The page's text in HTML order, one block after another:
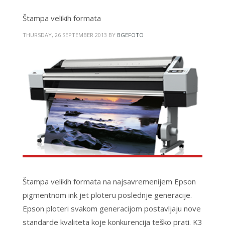
Štampa velikih formata
THURSDAY, 26 SEPTEMBER 2013 BY BGEFOTO
Štampa velikih formata na najsavremenijem Epson
pigmentnom ink jet ploteru poslednje generacije.
Epson ploteri svakom generacijom postavljaju nove
standarde kvaliteta koje konkurencija teško prati. K3